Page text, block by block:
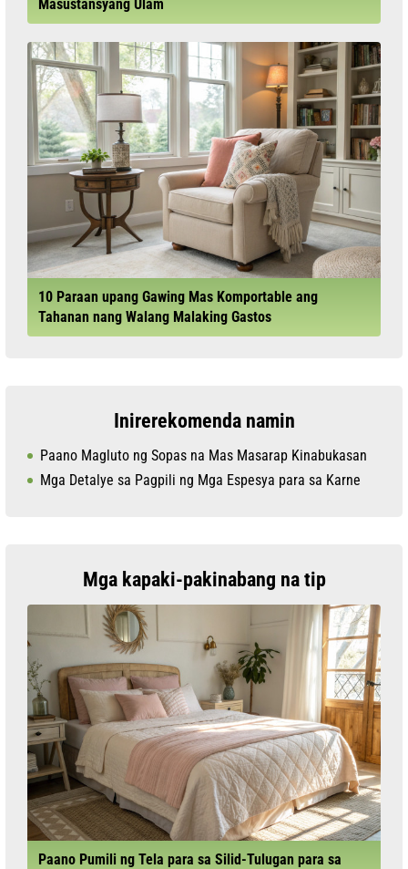
Masustansyang Ulam
10 Paraan upang Gawing Mas Komportable ang
Tahanan nang Walang Malaking Gastos
Inirerekomenda namin
Paano Magluto ng Sopas na Mas Masarap Kinabukasan
Mga Detalye sa Pagpili ng Mga Espesya para sa Karne
Mga kapaki-pakinabang na tip
Paano Pumili ng Tela para sa Silid-Tulugan para sa